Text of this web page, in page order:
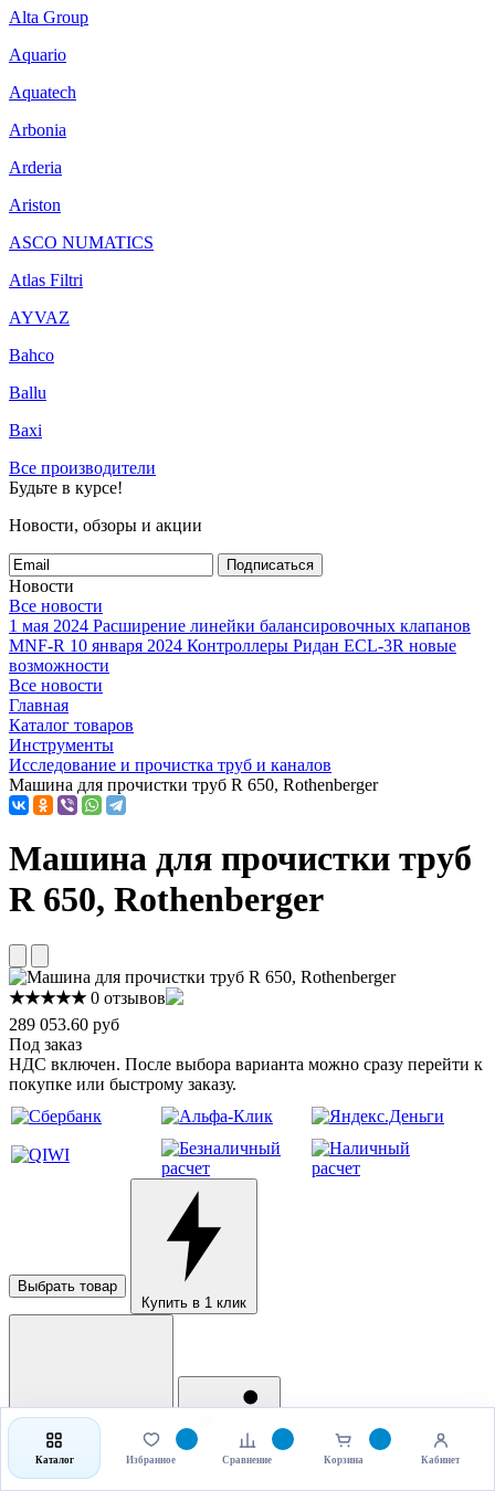
Alta Group
Aquario
Aquatech
Arbonia
Arderia
Ariston
ASCO NUMATICS
Atlas Filtri
AYVAZ
Bahco
Ballu
Baxi
Все производители
Будьте в курсе!
Новости, обзоры и акции
Подписаться
Новости
Все новости
1 мая 2024 Расширение линейки балансировочных клапанов
MNF-R 10 января 2024 Контроллеры Ридан ECL-3R новые
возможности
Все новости
Главная
Каталог товаров
Инструменты
Исследование и прочистка труб и каналов
Машина для прочистки труб R 650, Rothenberger
Машина для прочистки труб
R 650, Rothenberger
★★★★★ 0 отзывов
289 053.60 руб
Под заказ
НДС включен. После выбора варианта можно сразу перейти к
покупке или быстрому заказу.
Выбрать товар
Купить в 1 клик
Рассчитать доставку
Каталог Избранное Сравнение Корзина Кабинет